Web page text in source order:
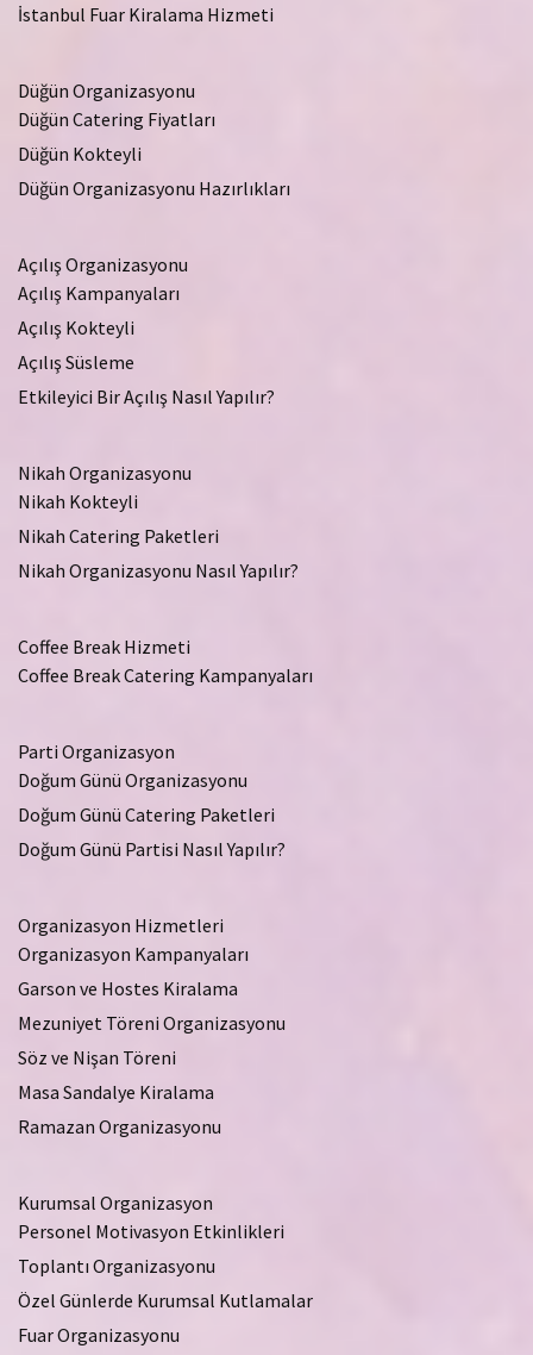
İstanbul Fuar Kiralama Hizmeti
Düğün Organizasyonu
Düğün Catering Fiyatları
Düğün Kokteyli
Düğün Organizasyonu Hazırlıkları
Açılış Organizasyonu
Açılış Kampanyaları
Açılış Kokteyli
Açılış Süsleme
Etkileyici Bir Açılış Nasıl Yapılır?
Nikah Organizasyonu
Nikah Kokteyli
Nikah Catering Paketleri
Nikah Organizasyonu Nasıl Yapılır?
Coffee Break Hizmeti
Coffee Break Catering Kampanyaları
Parti Organizasyon
Doğum Günü Organizasyonu
Doğum Günü Catering Paketleri
Doğum Günü Partisi Nasıl Yapılır?
Organizasyon Hizmetleri
Organizasyon Kampanyaları
Garson ve Hostes Kiralama
Mezuniyet Töreni Organizasyonu
Söz ve Nişan Töreni
Masa Sandalye Kiralama
Ramazan Organizasyonu
Kurumsal Organizasyon
Personel Motivasyon Etkinlikleri
Toplantı Organizasyonu
Özel Günlerde Kurumsal Kutlamalar
Fuar Organizasyonu